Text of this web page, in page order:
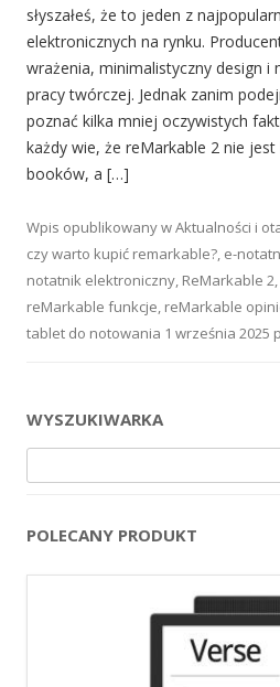
słyszałeś, że to jeden z
elektronicznych na rynku.
wrażenia, minimalistyczny design i
pracy twórczej. Jednak zanim
poznać kilka mniej oczywistych
każdy wie, że reMarkable 2 nie
booków, a […]
Wpis opublikowany wAktualności i
czy warto kupić remarkable?, e-
notatnik elektroniczny, ReMarkable 2,
reMarkable funkcje, reMarkable
tablet do notowania 1 września 2025
WYSZUKIWARKA
POLECANY PRODUKT